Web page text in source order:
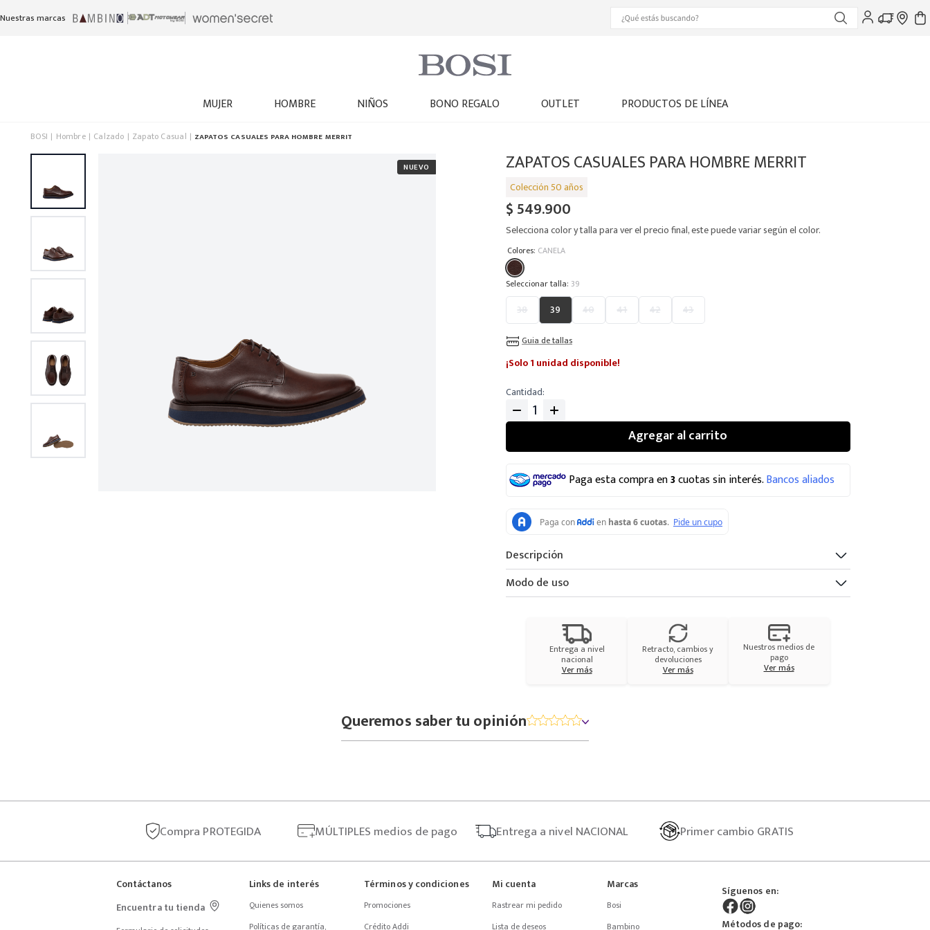
Nuestras marcas
MUJER HOMBRE NIÑOS BONO REGALO OUTLET PRODUCTOS DE LÍNEA
BOSI Hombre Calzado Zapato Casual ZAPATOS CASUALES PARA HOMBRE MERRIT
ZAPATOS CASUALES PARA HOMBRE MERRIT
$549.900
Selecciona color y talla para ver el precio final, este puede variar según el color.
Colores: CANELA
: 39
38 39 40 41 42 43
Guia de tallas
¡Solo 1 unidad disponible!
Cantidad
Agregar al carrito
Paga esta compra en3cuotas sin interés.Bancos aliados
Descripción
Modo de uso
Entrega a nivel
nacional
Ver más
Retracto, cambios y
devoluciones
Ver más
Nuestros medios de
pago
Ver más
Queremos saber tu opinión
Compra PROTEGIDA MÚLTIPLES medios de pago Entrega a nivel NACIONAL Primercambio GRATIS
Contáctanos
Encuentra tu tienda
Links de interés
Quienes somos
Políticas de garantía,
Términos y condiciones
Promociones
Crédito Addi
Mi cuenta
Rastrear mi pedido
Lista de deseos
Marcas
Bosi
Bambino
Síguenos en:
Métodos de pago: